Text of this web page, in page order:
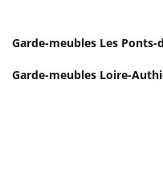
Garde-meubles Les Ponts-
Garde-meubles Loire-